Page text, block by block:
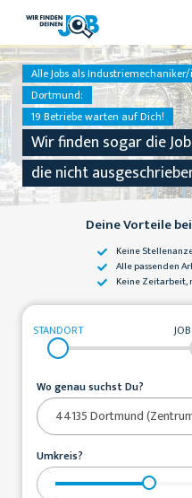
Alle Jobs als
Dortmund:
19 Betriebe warten auf Dich!
Wir finden sogar die
die nicht
Deine Vorteile
Keine
Alle passenden
Keine Zeitarbeit,
STANDORT
Wo genau suchst Du?
Umkreis?